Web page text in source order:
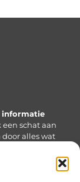
informatie
schat aan
door alles wat